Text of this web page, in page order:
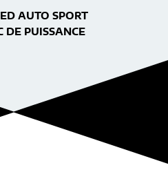
AUTO SPORT
DE PUISSANCE